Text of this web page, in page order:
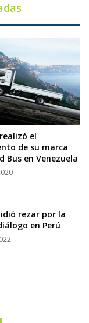
el
de su marca
Bus en Venezuela
rezar por la
en Perú